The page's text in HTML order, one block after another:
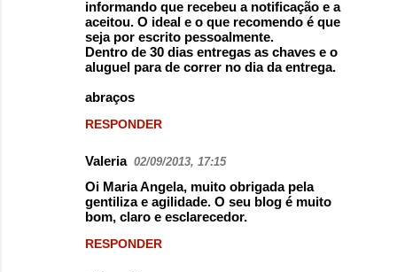
informando que recebeu a notificação e a
aceitou. O ideal e o que recomendo é que
seja por escrito pessoalmente.
Dentro de 30 dias entregas as chaves e o
aluguel para de correr no dia da entrega.
abraços
RESPONDER
Valeria 02/09/2013, 17:15
Oi Maria Angela, muito obrigada pela
gentiliza e agilidade. O seu blog é muito
bom, claro e esclarecedor.
RESPONDER